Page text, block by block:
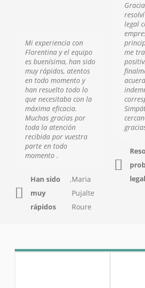
Mi experiencia con
Florentina y el equipo
es buenísima, han sido
muy rápidos, atentos
en todo momento y
han resuelto todo lo
que necesitaba con la
máxima eficacia.
Muchas gracias por
toda la atención
recibida por vuestra
parte en todo
momento .
Han sido
muy
rápidos
,Maria
Pujalte
Roure
legal
me
legal